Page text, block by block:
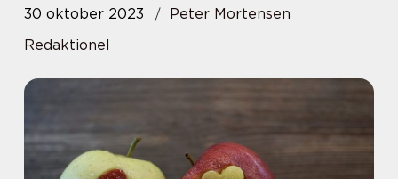
30 oktober 2023
Peter Mortensen
Redaktionel